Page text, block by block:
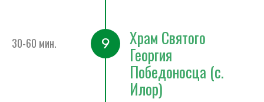
30-60 мин. 9 Храм Святого
Георгия
Победоносца (с.
Илор)